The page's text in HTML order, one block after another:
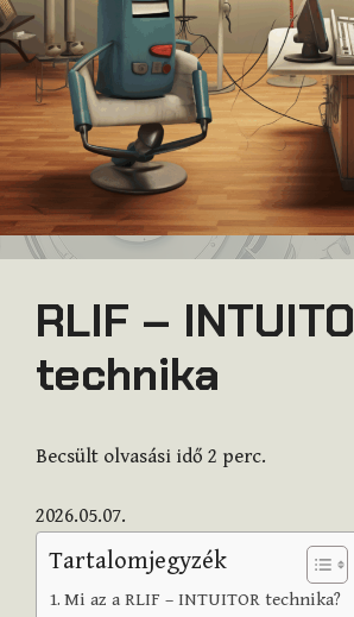
RLIF –
technika
Becsült olvasási idő 2 perc.
2026.05.07.
Tartalomjegyzék
Mi az a RLIF – INTUITOR technika?